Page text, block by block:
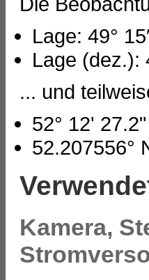
Lage: 49°
Lage (dez.):
... und
52° 12'
52.207556°
Kamera,